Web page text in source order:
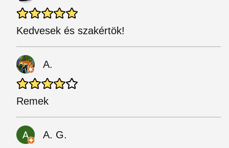
Kedvesek és szakértök!
A.
Remek
A. G.